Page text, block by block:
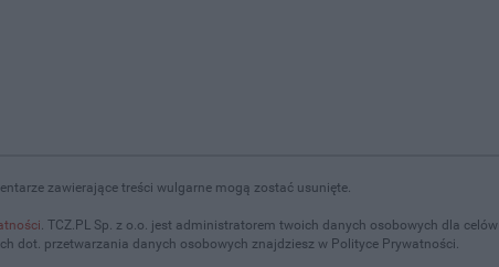
zawierające treści wulgarne mogą zostać usunięte.
. TCZ.PL Sp. z o.o. jest administratorem twoich danych osobowych dla celów
dot. przetwarzania danych osobowych znajdziesz w Polityce Prywatności.